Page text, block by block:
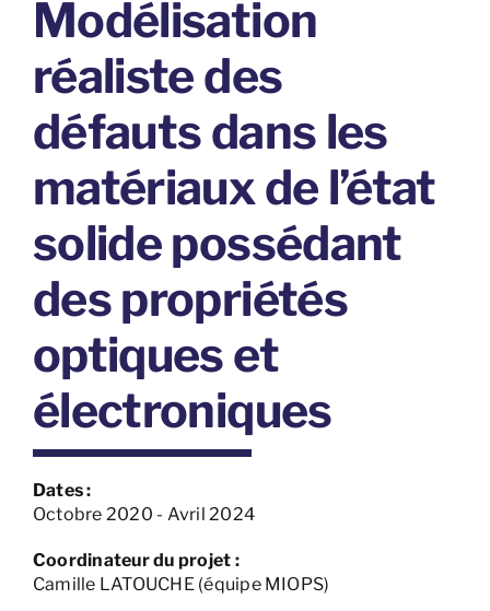
Modélisation
réaliste des
défauts dans les
matériaux de l’état
solide possédant
des propriétés
optiques et
électroniques
Dates :
Octobre 2020 - Avril 2024
Coordinateur du projet :
Camille LATOUCHE (équipe MIOPS)